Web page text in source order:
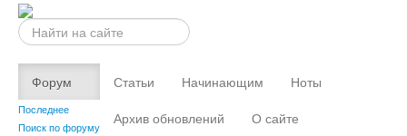
Искать...
Форум
Последнее
Поиск по форуму
Статьи Начинающим
Ноты
Архив обновлений
О сайте